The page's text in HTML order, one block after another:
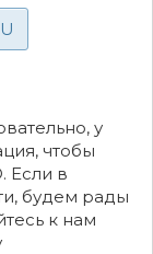
у
чтобы
Если в
будем рады
к нам